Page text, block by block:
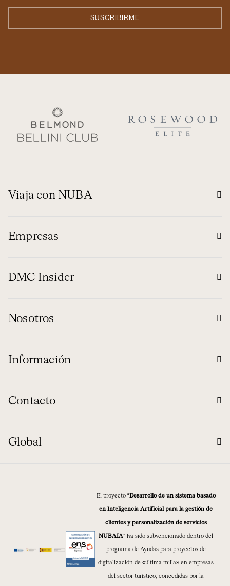
Viaja con NUBA
Empresas
DMC Insider
Nosotros
Información
Contacto
Global
El proyecto “Desarrollo de un sistema basado
en Inteligencia Artificial para la gestión de
clientes y personalización de servicios
NUBAIA” ha sido subvencionado dentro del
programa de Ayudas para proyectos de
digitalización de «última milla» en empresas
del sector turístico, concedidas por la